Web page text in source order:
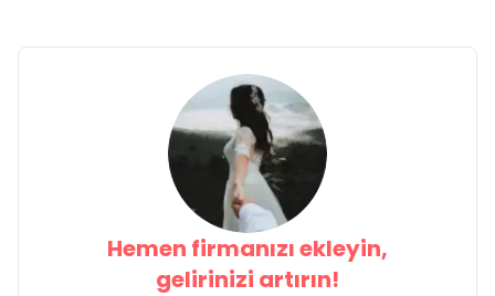
Hemen firmanızı ekleyin,
gelirinizi artırın!